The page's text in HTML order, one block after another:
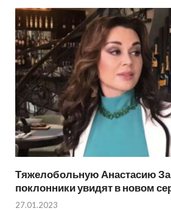
Тяжелобольную Анастасию
поклонники увидят в новом
27.01.2023